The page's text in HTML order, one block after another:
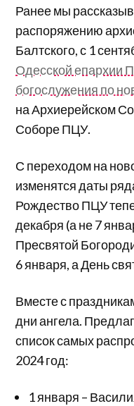
Ранее мы
распоряжению
Балтского, с 1
Одесской епархии
богослужения по
на Архиерейском
Соборе ПЦУ.
С переходом на
изменятся даты
Рождество ПЦУ
декабря (а не 7
Пресвятой
6 января, а День
Вместе с
дни ангела.
список самых
2024 год:
1 января –